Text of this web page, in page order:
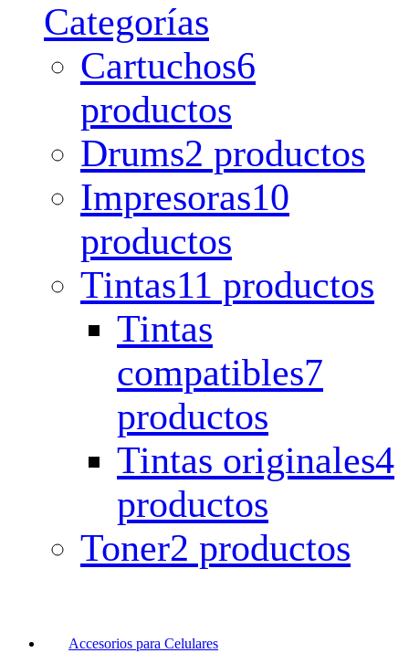
Categorías
Cartuchos6
productos
Drums2 productos
Impresoras10
productos
Tintas11 productos
Tintas
compatibles7
productos
Tintas originales4
productos
Toner2 productos
Accesorios para Celulares